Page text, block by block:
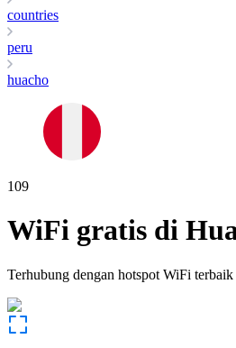
countries
peru
huacho
109
WiFi gratis di
Terhubung dengan hotspot WiFi terbaik